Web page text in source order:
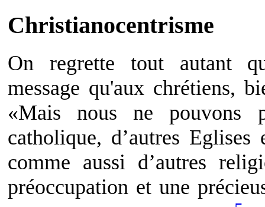
Christianocentrisme
On regrette tout autant
message qu'aux chrétiens,
«Mais nous ne pouvons
catholique, d’autres
comme aussi d’autres
préoccupation et une